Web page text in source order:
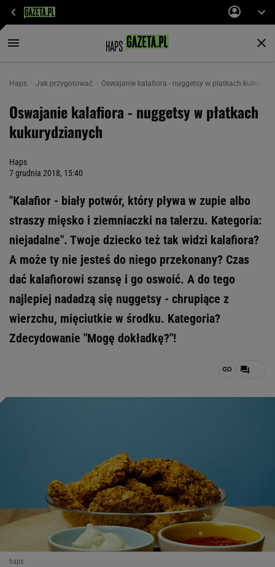
Haps Jak przygotować Oswajanie kalafiora - nuggetsy w płatkach
Oswajanie kalafiora - nuggetsy w płatkach
kukurydzianych
Haps
7 grudnia 2018, 15:40
"Kalafior - biały potwór, który pływa w zupie albo
straszy mięsko i ziemniaczki na talerzu. Kategoria:
niejadalne". Twoje dziecko też tak widzi kalafiora?
A może ty nie jesteś do niego przekonany? Czas
dać kalafiorowi szansę i go oswoić. A do tego
najlepiej nadadzą się nuggetsy - chrupiące z
wierzchu, mięciutkie w środku. Kategoria?
Zdecydowanie "Mogę dokładkę?"!
haps